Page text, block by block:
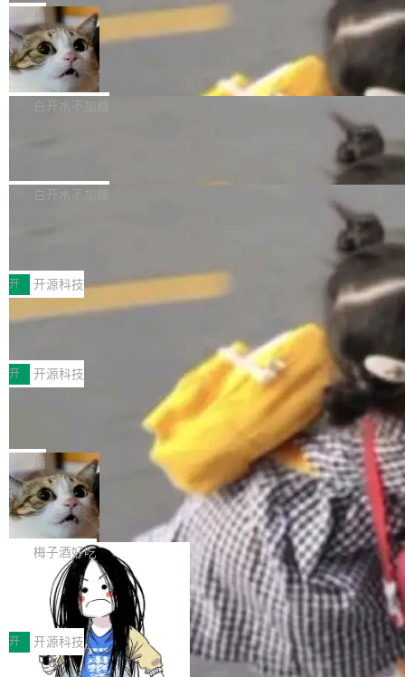
是把这段空隙补上。 回退到任何一次编辑：Delt
aDB 捕获 commit 之间的每一次操作，...
微软同期总资本开支的四成。 与亚马逊、Alpha
bet、微软以及 Meta 等传统科技巨头相比，Spa
ceXAI的资金消耗速度尤为引人瞩目。然而，支
撑庞大支出的资金来源却呈现出截然不同的面
貌。数据显示，微软和 Meta 主要依托充沛的经
一个在终端里运行的编程 agent；Muse Spark
1.2，驱动这个 agent 的新模型。一句话概括：
你可以用 curl -fsSL https://dev.meta.ai/install.
sh | bash 安装一个能在大项目里自动规划、写
代码、验证结果的 AI 终端工具。 据介绍，Muse
个主 agent 循环，外加一组后台 agent。这些后
局
美团开源 LoHoSearch，用知识图谱校
准 AI 能力认知
机器出题的前提，是让机器拥有全局视野。整个
构建流程可以分为四个环节：建图 → 控制难度
白开水不加糖
库，并将作为transport接入Mooncake TENT。
MPComm将作为一种传输引擎接入Mooncake T
ENT，实现零拷贝传输性能提升30%、非零拷贝
传输性能最高提升5倍。UCL-MPComm底层基
于自研UCL-Engine通信引擎，后续腾讯网平将
持续开源更多基于UCL-Engine的高性能通信组
件。 腾讯网平团队在UCL-MPComm中实现了一
个独立于业务线程的全局通信引擎（Engine），
白开水不加糖
型案例入选名单》，深信服“面向企业研发场景的
开源 AI 编程平台 CoStrict 应用”凭借卓越的技术
创新与落地成效成功入选。 全链路私有化部署，
助力企业AI研发安全落地 当前，越来越多企业已
经开始引入 AI Coding 工具，通过调用公有云模
型或企业内部部署模型提升研发效率。但随着 AI
Coding 从个人辅助工具逐步走向团队级、组织
级应用，企业在规模化落地过程中，对安全性、
可控性和代码质量提出了更高要求。 首先是数据
安全与合规要求。对于大多数普通研发场景，公
有云模型能够满足快速试用和效率提升的需求。
但对于金融、能源、医疗等对数据安全要求较...
开 开源科技
深信服AI算力网关入选工信部人工智能
前不久，工业和信息化部正式发布《2025年人工
智能应用典型案例名单》，集中展示人工智能在
各领域的应用成果，覆盖技术底座、行业赋能、
产品应用、支撑保障、专题等五大方向。深信服
AI算力网关（AI创新平台）成功入选！ 随着各行
各业的Agent走向规模化建设，算力构成形态逐
渐丰富，用户关注的重点也在发生变化：不只是
让AI用起来，还要进一步看清混合算力时代下，
Token花在哪里、算力是否被充分利用，以及持
续增长的AI成本该如何优化。 深信服AI算力网关
正是围绕这些实际问题，从Token治理和成本治
理两个方面，让用户的每一份算力都看得清、管
得住、用得稳、省得下、更安全！ 一、从现在开
始，Token使用一目...
开 开源科技
Jeff Dean 离开 Google：一个时代的结
束，一个实验室的开始
Google 员工编号 20。MapReduce 作者之一。
Bigtable 作者之一。TensorFlow 的作者之一。
Gemini 的架构师。Google 首席科学家。 Jeff D
ean 在 Google 工作了 27 年后，宣布离职。 他
不是一个人走。一同离开的还有 Sanjay Ghema
wat（Google 员工编号 23，Jeff Dean 二十多
年的编程搭档，MapReduce 和 Bigtable 的共同
作者）、Quoc Le（Google 大脑核心成员，Se
q2Seq 和 DocAI 的共同发明人）以及 Oriol Vin
yals（Gemini 联合负责人，AlphaSta...
局
🔥 SolonCode v2026.8.4 发布：界面
字体可调、22 种语言、记忆搜索增强
打开终端就能上岗的全中文编码智能体，这一轮
把「看得清、用母语、记得住」三件事一次补
齐。 SolonCode 是什么 SolonCode 是杭州无
耳科技研发的企业级终端编码智能体——一位全
中文驱动的数字员工，自主理解需求、规划步
骤、编写代码。不挑模型、不挑平台，curl 一行
装完即用。 开源地址：Gitee · GitCode · GitHu
梅子酒好吃
让“代码语义理解”深度释放AI Coding
价值潜能：华为云码道（CodeArts）
代码仓技术解析
一、代码仓深度理解技术的作用与价值 在软件工
程实践中，代码仓是企业核心知识资产的主要载
体。企业级代码仓库通常包含数十万乃至数百万
开 开源科技